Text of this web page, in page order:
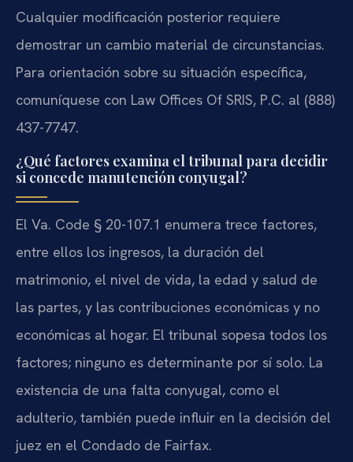
Cualquier modificación posterior requiere
demostrar un cambio material de circunstancias.
Para orientación sobre su situación específica,
comuníquese con Law Offices Of SRIS, P.C. al (888)
437-7747.
¿Qué factores examina el tribunal para decidir
si concede manutención conyugal?
El Va. Code § 20-107.1 enumera trece factores,
entre ellos los ingresos, la duración del
matrimonio, el nivel de vida, la edad y salud de
las partes, y las contribuciones económicas y no
económicas al hogar. El tribunal sopesa todos los
factores; ninguno es determinante por sí solo. La
existencia de una falta conyugal, como el
adulterio, también puede influir en la decisión del
juez en el Condado de Fairfax.